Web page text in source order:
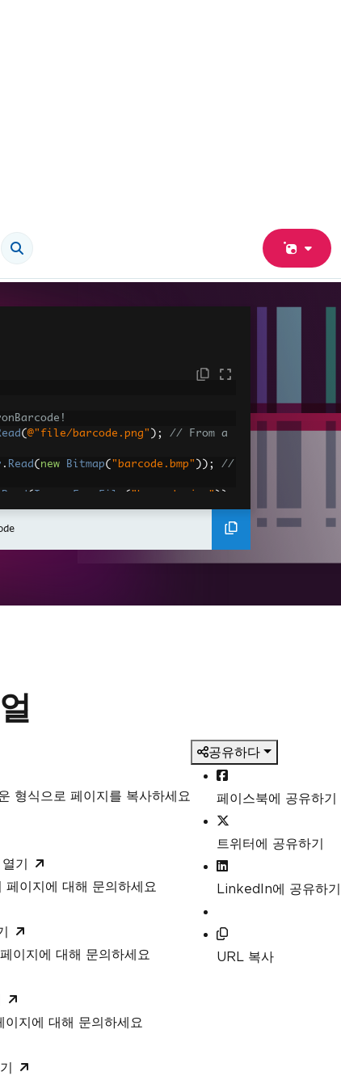
( @"file/barcode.png" );
// From a
. Read ( new Bitmap( "barcode.bmp" ));
//
Read ( Image FromFile ( "barcode.jpg" ));
// Fr
a single barcode is found (if set
are scanned for
barcodes from multiple images in
barcode reading
which to scan for barcodes
try to read with both the base a
형식으로 페이지를 복사하세요
기
이지에 대해 문의하세요
이지에 대해 문의하세요
지에 대해 문의하세요
공유하다
페이스북에 공유하기
트위터에 공유하기
LinkedIn에 공유하기
URL 복사